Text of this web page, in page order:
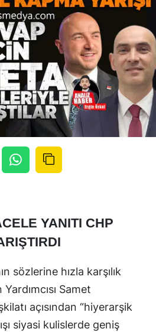
YANITI CHP
sözlerine hızla karşılık
Samet
açısından “hiyerarşik
siyasi kulislerde geniş